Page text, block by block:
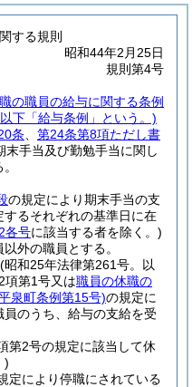
する規則
昭和44年2月25日
規則第4号
の職員の給与に関する条例
下「給与条例」という。)
条
第24条第8項ただし書
末手当及び勤勉手当に関し
の規定により期末手当の支
するそれぞれの基準日に在
各号に該当する者を除く。)
外の職員とする。
(昭和25年法律第261号。以
項第1号又は職員の休職の
泉町条例第15号)の規定に
のうち、給与の支給を受
第2号の規定に該当して休
)
定により停職にされている